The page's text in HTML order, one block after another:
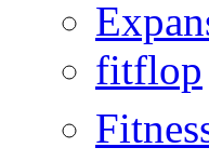
fitflop